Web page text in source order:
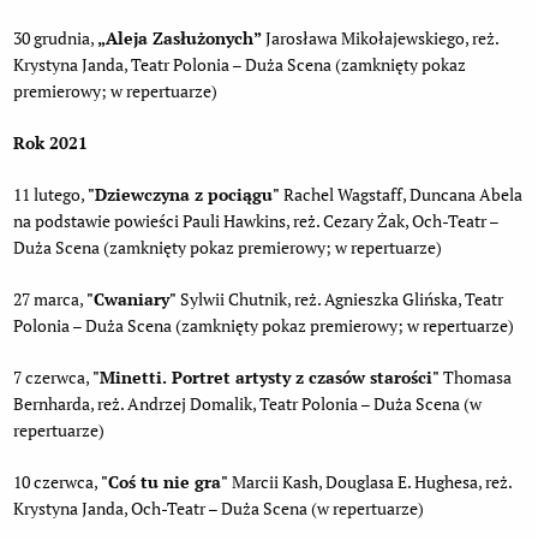
30 grudnia, „Aleja Zasłużonych”Jarosława Mikołajewskiego, reż.
Krystyna Janda, Teatr Polonia – Duża Scena (zamknięty pokaz
premierowy; w repertuarze)
Rok 2021
11 lutego, "Dziewczyna z pociągu" Rachel Wagstaff, Duncana Abela
na podstawie powieści Pauli Hawkins, reż. Cezary Żak, Och-Teatr –
Duża Scena (zamknięty pokaz premierowy; w repertuarze)
27 marca, "Cwaniary" Sylwii Chutnik, reż. Agnieszka Glińska, Teatr
Polonia – Duża Scena (zamknięty pokaz premierowy; w repertuarze)
7 czerwca, "Minetti. Portret artysty z czasów starości" Thomasa
Bernharda, reż. Andrzej Domalik, Teatr Polonia – Duża Scena (w
repertuarze)
10 czerwca, "Coś tu nie gra" Marcii Kash, Douglasa E. Hughesa, reż.
Krystyna Janda, Och-Teatr – Duża Scena (w repertuarze)